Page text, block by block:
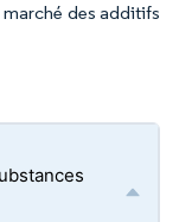
des additifs